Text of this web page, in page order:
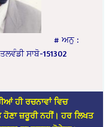
# ਅਨੁ :
ਸਾਬੋ-151302
ਹੀ ਰਚਨਾਵਾਂ ਵਿਚ
ਹੋਣਾ ਜ਼ਰੂਰੀ ਨਹੀਂ। ਹਰ ਲਿਖਤ